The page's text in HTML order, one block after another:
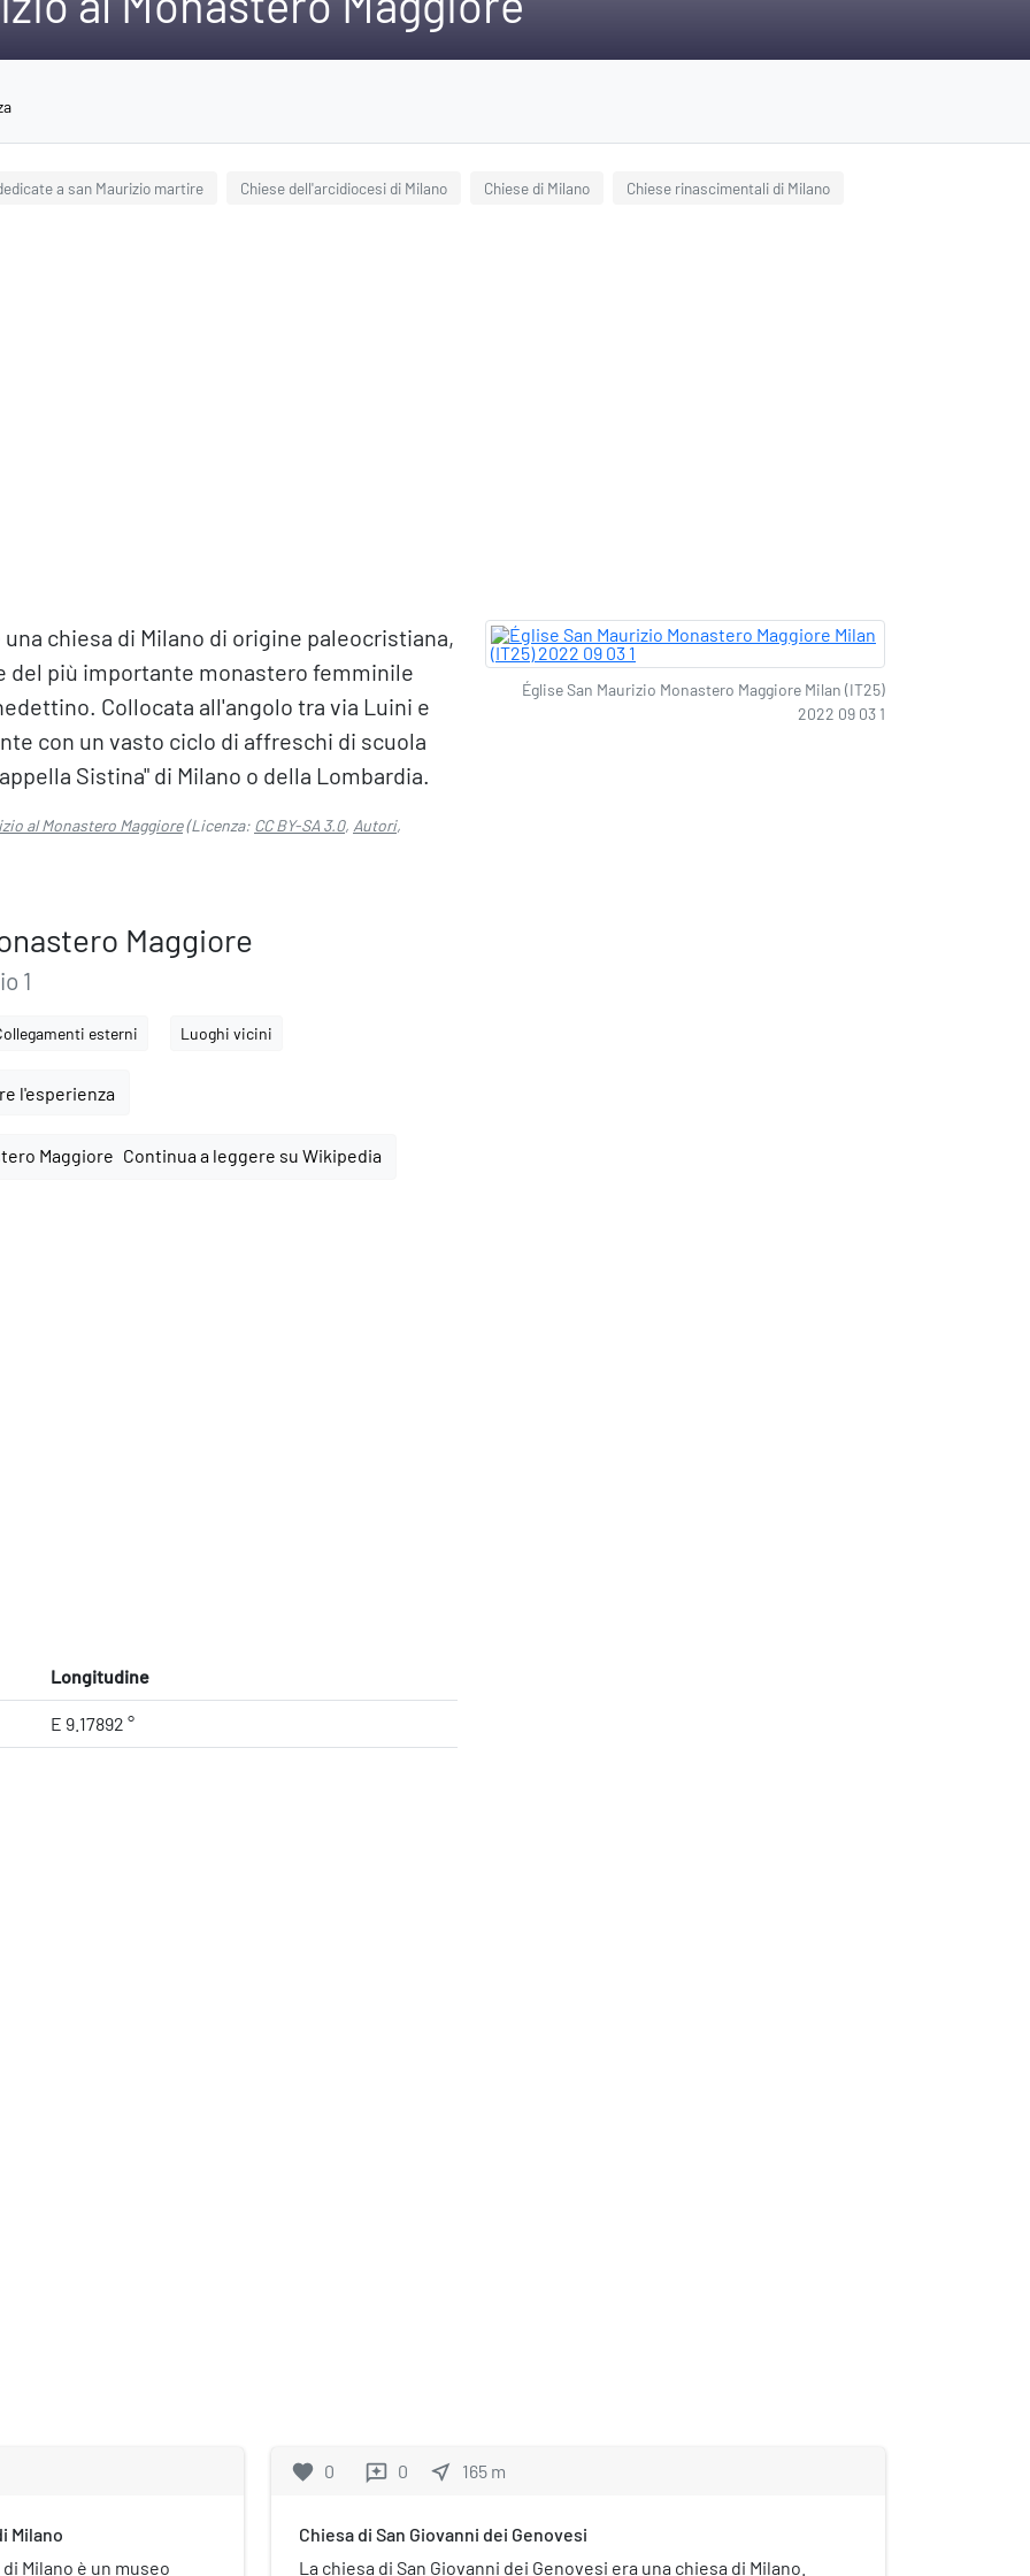
a san Maurizio martire Chiese dell'arcidiocesi di Milano Chiese di Milano Chiese rinascimentali di Milano
chiesa di Milano di origine paleocristiana,
del più importante monastero femminile
Collocata all'angolo tra via Luini e
con un vasto ciclo di affreschi di scuola
Sistina" di Milano o della Lombardia.
al Monastero Maggiore(Licenza: CC BY-SA 3.0, Autori,
Maggiore
1
esterni Luoghi vicini
l'esperienza
Continua a leggere su Wikipedia
Longitudine
E 9.17892 °
Église San Maurizio Monastero Maggiore Milan (IT25)
2022 09 03 1
Milano
Milano è un museo
favorite 0 reviews 0 near_me 165 m
Chiesa di San Giovanni dei Genovesi
La chiesa di San Giovanni dei Genovesi era una chiesa di Milano.